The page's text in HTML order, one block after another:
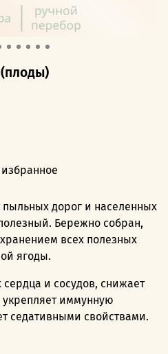
пыльных дорог и населенных
Бережно собран,
всех полезных
ягоды.
и сосудов, снижает
иммунную
седативными свойствами.